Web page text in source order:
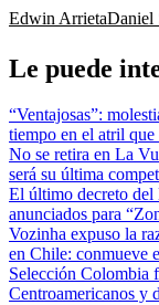
Edwin ArrietaDaniel
Le puede
“Ventajosas”:
tiempo en el atril
No se retira en La
será su última
El último decreto del
anunciados para
Vozinha expuso la
en Chile: conmueve
Selección Colombia
Centroamericanos y